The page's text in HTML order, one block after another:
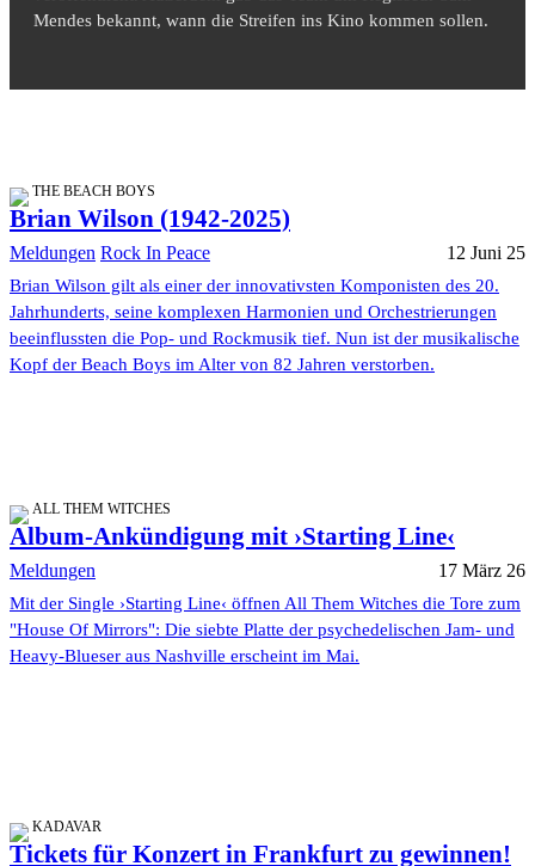
Mendes bekannt, wann die Streifen ins Kino kommen sollen.
THE BEACH BOYS
Brian Wilson (1942-2025)
Meldungen Rock In Peace 12 Juni 25
Brian Wilson gilt als einer der innovativsten Komponisten des 20.
Jahrhunderts, seine komplexen Harmonien und Orchestrierungen
beeinflussten die Pop- und Rockmusik tief. Nun ist der musikalische
Kopf der Beach Boys im Alter von 82 Jahren verstorben.
ALL THEM WITCHES
Album-Ankündigung mit ›Starting Line‹
Meldungen 17 März 26
Mit der Single ›Starting Line‹ öffnen All Them Witches die Tore zum
"House Of Mirrors": Die siebte Platte der psychedelischen Jam- und
Heavy-Blueser aus Nashville erscheint im Mai.
KADAVAR
Tickets für Konzert in Frankfurt zu gewinnen!